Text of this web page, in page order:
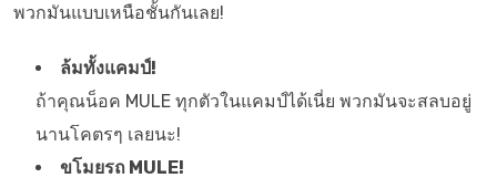
พวกมันแบบเหนือชั้นกันเลย!
ล้มทั้งแคมป์!
ถ้าคุณน็อค MULE ทุกตัวในแคมป์ได้เนี่ย พวกมันจะสลบอยู่
นานโคตรๆ เลยนะ!
ขโมยรถ MULE!